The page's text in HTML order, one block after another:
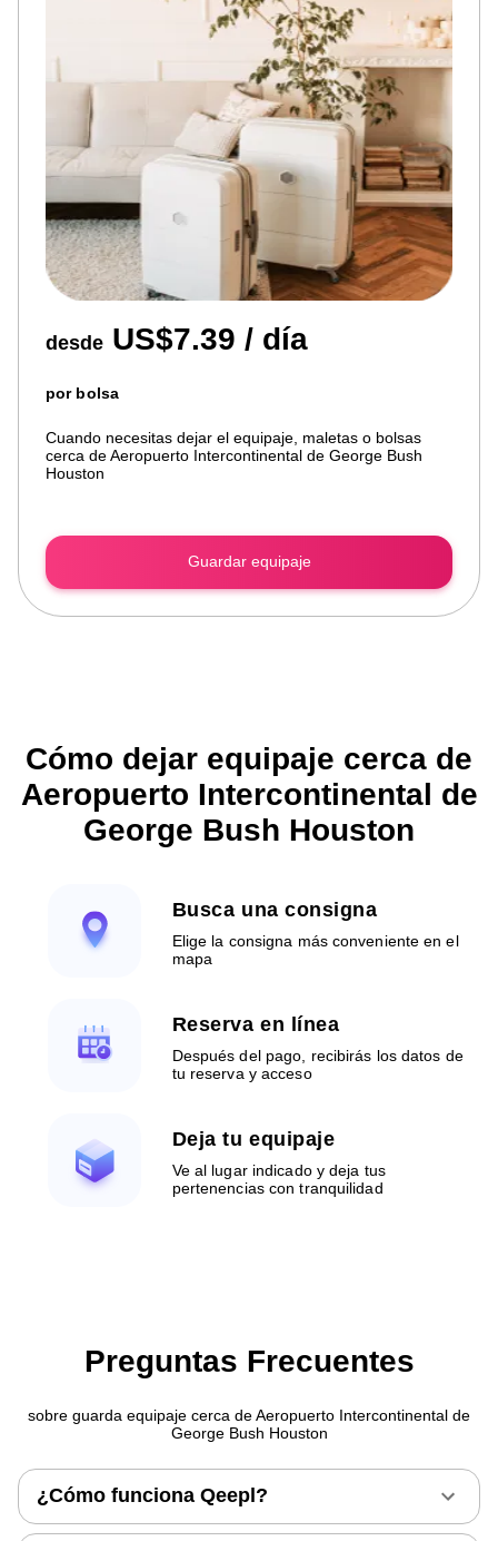
desde US$7.39 / día
por bolsa
Cuando necesitas dejar el equipaje, maletas o bolsas
cerca de Aeropuerto Intercontinental de George Bush
Houston
Guardar equipaje
Cómo dejar equipaje cerca de
Aeropuerto Intercontinental de
George Bush Houston
Busca una consigna
Elige la consigna más conveniente en el
mapa
Reserva en línea
Después del pago, recibirás los datos de
tu reserva y acceso
Deja tu equipaje
Ve al lugar indicado y deja tus
pertenencias con tranquilidad
Preguntas Frecuentes
sobre guarda equipaje cerca de Aeropuerto Intercontinental de
George Bush Houston
¿Cómo funciona Qeepl?